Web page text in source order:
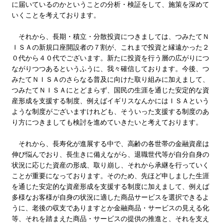
に届いているのかということの分析・検証をして、施策を深めて
いくことを考えております。
それから、長期・積立・分散投資につきましては、つみたてＮ
ＩＳＡの新規口座開設者の７割が、これまで投資と縁遠かった２
０代から４０代でございます。新たに投資を行う層の広がりにつ
ながりつつあるというふうに、我々確信しております。今後、つ
みたてＮＩＳＡのさらなる普及に向けた取り組みに加えまして、
つみたてＮＩＳＡにとどまらず、国民の生涯を通じた安定的な資
産形成を支援する制度、例えばイギリスなんかにはＩＳＡという
ような制度がございますけれども、そういった支援する制度のあ
り方につきましても検討を進めていきたいと考えております。
それから、長寿化が進展する中で、高齢の各世帯の金融資産は
伸び悩んでおり、長生きに備えながら、退職世代等が自分自身の
状況に応じた資産の形成、取り崩し、それから承継を行っていく
ことが重要になっております。そのため、先ほど申しました生涯
を通じた安定的な資産形成を支援する制度に加えまして、例えば
多様なお客様が自身の状況に適した商品サービスを選択できるよ
うに、老後の収支でありますとか金融商品・サービスの見える化
等、それを踏まえた商品・サービスの提供の推進と、それを支え